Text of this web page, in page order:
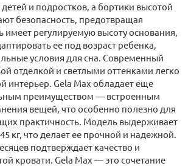
и подростков, а бортики высотой
безопасность, предотвращая
имеет регулируемую высоту основания,
ее под возраст ребенка,
условия для сна. Современный
отделкой и светлыми оттенками легко
интерьер. Gela Max обладает еще
преимуществом — встроенным
вещей, что особенно полезно для
практичность. Модель выдерживает
45 кг, что делает ее прочной и надежной.
подтверждает качество и
кровати. Gela Max — это сочетание